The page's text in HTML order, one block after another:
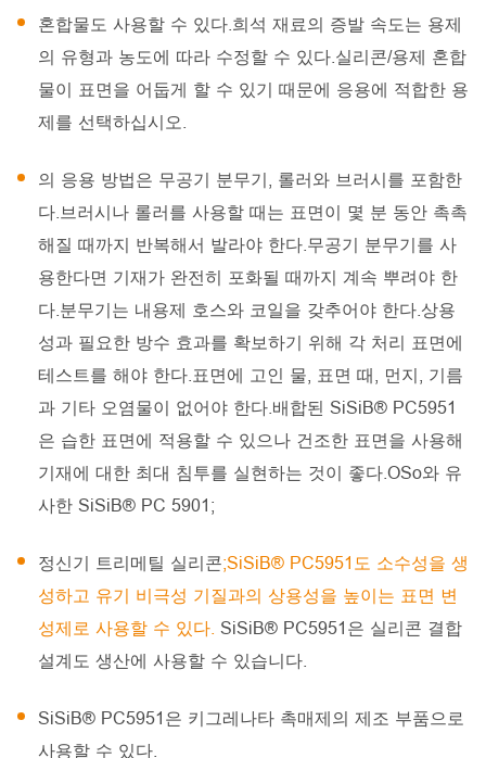
혼합물도 사용할 수 있다.희석 재료의 증발 속도는 용제
의 유형과 농도에 따라 수정할 수 있다.실리콘/용제 혼합
물이 표면을 어둡게 할 수 있기 때문에 응용에 적합한 용
제를 선택하십시오.
의 응용 방법은 무공기 분무기, 롤러와 브러시를 포함한
다.브러시나 롤러를 사용할 때는 표면이 몇 분 동안 촉촉
해질 때까지 반복해서 발라야 한다.무공기 분무기를 사
용한다면 기재가 완전히 포화될 때까지 계속 뿌려야 한
다.분무기는 내용제 호스와 코일을 갖추어야 한다.상용
성과 필요한 방수 효과를 확보하기 위해 각 처리 표면에
테스트를 해야 한다.표면에 고인 물, 표면 때, 먼지, 기름
과 기타 오염물이 없어야 한다.배합된 SiSiB® PC5951
은 습한 표면에 적용할 수 있으나 건조한 표면을 사용해
기재에 대한 최대 침투를 실현하는 것이 좋다.OSo와 유
사한 SiSiB® PC 5901;
정신기 트리메틸 실리콘;SiSiB® PC5951도 소수성을 생
성하고 유기 비극성 기질과의 상용성을 높이는 표면 변
성제로 사용할 수 있다. SiSiB® PC5951은 실리콘 결합
설계도 생산에 사용할 수 있습니다.
SiSiB® PC5951은 키그레나타 촉매제의 제조 부품으로
사용할 수 있다.